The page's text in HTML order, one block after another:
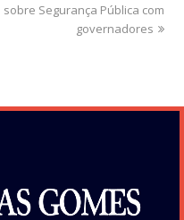
post:
sobre Segurança Pública com
governadores